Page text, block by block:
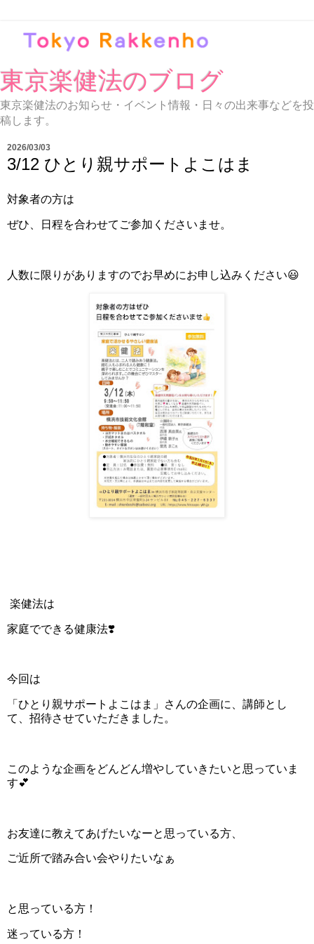
東京楽健法のブログ
東京楽健法のお知らせ・イベント情報・日々の出来事などを投
稿します。
2026/03/03
3/12 ひとり親サポートよこはま
対象者の方は
ぜひ、日程を合わせてご参加くださいませ。
人数に限りがありますのでお早めにお申し込みください😃
楽健法は
家庭でできる健康法❣️
今回は
「ひとり親サポートよこはま」さんの企画に、講師とし
て、招待させていただきました。
このような企画をどんどん増やしていきたいと思っていま
す💕
お友達に教えてあげたいなーと思っている方、
ご近所で踏み合い会やりたいなぁ
と思っている方！
迷っている方！